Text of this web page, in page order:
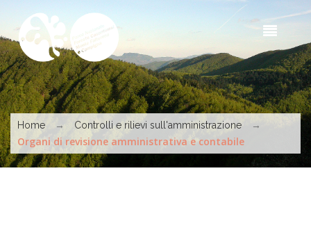
Tu sei qui
Home → Controlli e rilievi sull'amministrazione
→
Organi di revisione amministrativa e contabile